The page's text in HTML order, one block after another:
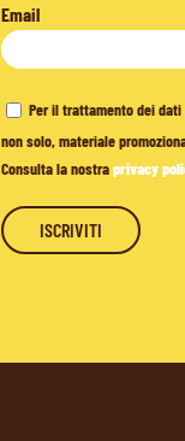
Email
Per il trattamento dei
non solo, materiale
Consulta la nostraprivacy